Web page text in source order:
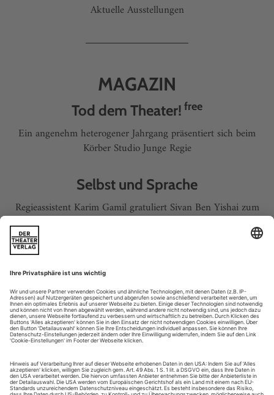
Aktuelle Ausstellungen
MAGAZIN
Tod dem Theater! free
Ein angenehm heterogener Jahrgang präsentiert sich beim
Körber Studio Junge Regie
Selbst und Sprache
Regieassistent Karim Gamil gratuliert Sivan Ben Yishai zum
Im Rahmen der Kulturhauptstadt 2025 stemmen die vier
Theater um Chemnitz einen kleinen Marathon unter dem
Titel «Inside Outside Europe»
Im Selfie-Modus
Boris Groys’ Essay «Zum Kunstwerk werden» – mit einem
von Carl Hegemanns letzten Gesprächen